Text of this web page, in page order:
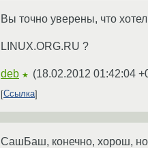
Вы точно уверены, что
LINUX.ORG.RU ?
deb ★ (18.02.2012 01:42:04
Ссылка
СашБаш, конечно, хорош, но